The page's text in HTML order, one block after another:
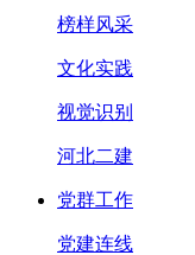
榜样风采
文化实践
视觉识别
河北二建
党群工作
党建连线